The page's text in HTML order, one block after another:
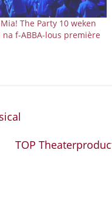
The Party 10 weken
f-ABBA-lous première
TOP